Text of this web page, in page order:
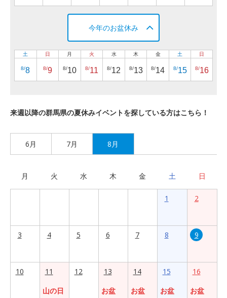
今年のお盆休み
土
8/8
日
8/9
月
8/10
火
8/11
水
8/12
木
8/13
金
8/14
土
8/15
日
8/16
来週以降の群馬県の夏休みイベントを探している方はこちら！
6月 7月 8月
月 火 水 木 金 土 日
1 2
3 4 5 6 7 8 9
10
11
山の日
12
13
お盆
14
お盆
15
お盆
16
お盆